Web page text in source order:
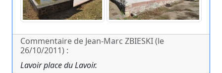
Commentaire de Jean-Marc ZBIESKI (le
26/10/2011) :
Lavoir place du Lavoir.